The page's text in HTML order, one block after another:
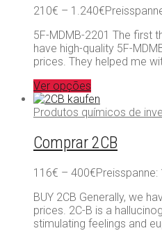
210€ – 1.240€
5F-MDMB-2201 The first
have high-quality 5F-
prices. They helped me
Ver opções
Produtos químicos de
Comprar 2CB
116€ – 400€
BUY 2CB Generally, we
prices. 2C-B is a
stimulating feelings and